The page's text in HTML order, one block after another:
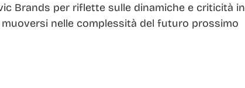
Brands per riflette sulle dinamiche e criticità in
nelle complessità del futuro prossimo